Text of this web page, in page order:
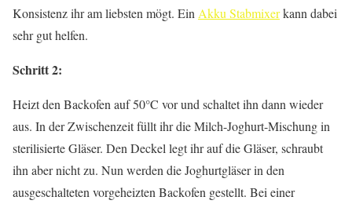
Konsistenz ihr am liebsten mögt. Ein Akku Stabmixerkann dabei
sehr gut helfen.
Schritt 2:
Heizt den Backofen auf 50°C vor und schaltet ihn dann wieder
aus. In der Zwischenzeit füllt ihr die Milch-Joghurt-Mischung in
sterilisierte Gläser. Den Deckel legt ihr auf die Gläser, schraubt
ihn aber nicht zu. Nun werden die Joghurtgläser in den
ausgeschalteten vorgeheizten Backofen gestellt. Bei einer